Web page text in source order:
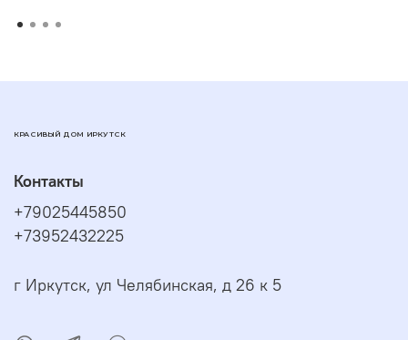
КРАСИВЫЙ ДОМ ИРКУТСК
Контакты
+79025445850
+73952432225
г Иркутск, ул Челябинская, д 26 к 5